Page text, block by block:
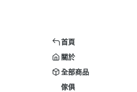
首頁
關於
全部商品
傢俱